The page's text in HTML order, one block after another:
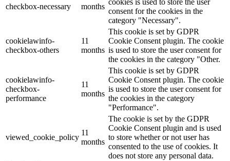
checkbox-necessary
months
cookies is used to store the user
consent for the cookies in the
category "Necessary".
cookielawinfo-
checkbox-others
11
months
This cookie is set by GDPR
Cookie Consent plugin. The cookie
is used to store the user consent for
the cookies in the category "Other.
cookielawinfo-
checkbox-
performance
11
months
This cookie is set by GDPR
Cookie Consent plugin. The cookie
is used to store the user consent for
the cookies in the category
"Performance".
viewed_cookie_policy
11
months
The cookie is set by the GDPR
Cookie Consent plugin and is used
to store whether or not user has
consented to the use of cookies. It
does not store any personal data.